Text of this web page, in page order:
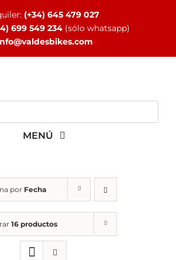
(+34) 645 479 027
699 549 234 (sólo whatsapp)
MENÚ
por Fecha
16 productos